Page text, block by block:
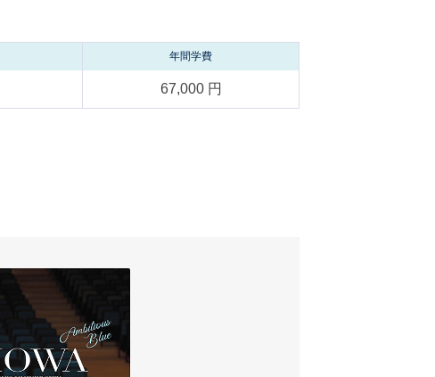
年間学費
67,000 円